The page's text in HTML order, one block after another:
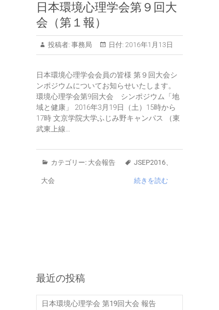
日本環境心理学会第９回大
会（第１報）
投稿者: 事務局 日付: 2016年1月13日
日本環境心理学会会員の皆様 第９回大会シ
ンポジウムについてお知らせいたします。
環境心理学会第9回大会 シンポジウム「地
域と健康」 2016年3月19日（土）15時から
17時 文京学院大学ふじみ野キャンパス （東
武東上線…
カテゴリー: 大会報告 JSEP2016
大会 続きを読む
最近の投稿
日本環境心理学会 第19回大会 報告